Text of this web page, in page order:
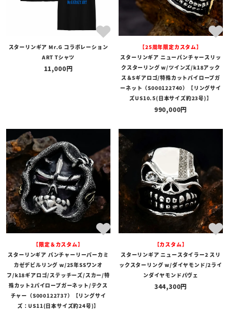
スターリンギア Mr.G コラボレーション
ART Tシャツ
11,000
【25周年限定カスタム】
スターリンギア ニューパンチャースリッ
クスターリング w/ツインズ/k18アック
ス＆Sギアロゴ/特殊カットパイロープガ
ーネット（S000122740）【リングサイ
ズUS10.5(日本サイズ約23号)】
990,000
【限定＆カスタム】
スターリンギア パンチャーリーパーカミ
カゼデビルリング w/25年SSワンオ
フ/k18ギアロゴ/ステッチーズ/スカー/特
殊カット2パイロープガーネット/テクス
チャー（S000122737）【リングサイ
ズ：US11(日本サイズ約24号)】
【カスタム】
スターリンギア ニュースタイラー2 スリ
ックスターリング w/ダイヤモンド/2ライ
ンダイヤモンドパヴェ
344,300